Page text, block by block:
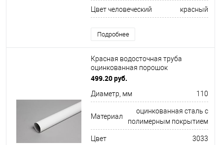
Цвет человеческий красный
Подробнее
Красная водосточная труба
оцинкованная порошок
ф110х1250мм RAL 3033
499.20 руб.
Диаметр, мм 110
Материал
оцинкованная сталь с
полимерным покрытием
Цвет 3033